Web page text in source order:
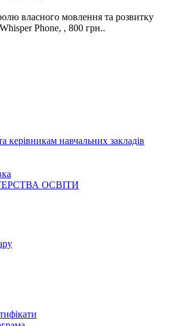
власного мовлення та розвитку
Phone, , 800 грн..
керівникам навчальних закладів
ОСВІТИ